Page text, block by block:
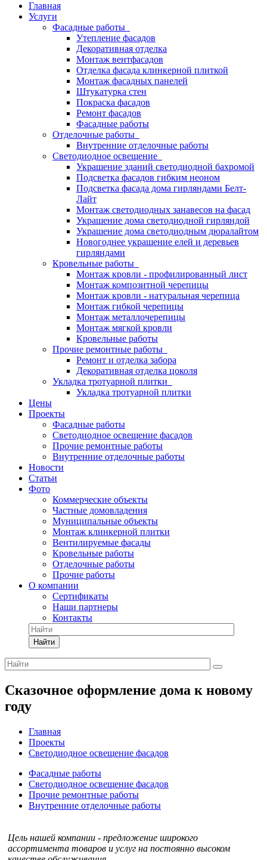
Главная
Услуги
Фасадные работы
Утепление фасадов
Декоративная отделка
Монтаж вентфасадов
Отделка фасада клинкерной плиткой
Монтаж фасадных панелей
Штукатурка стен
Покраска фасадов
Ремонт фасадов
Фасадные работы
Отделочные работы
Внутренние отделочные работы
Светодиодное освещение
Украшение зданий светодиодной бахромой
Подсветка фасадов гибким неоном
Подсветка фасада дома гирляндами Белт-
Лайт
Монтаж светодиодных занавесов на фасад
Украшение дома светодиодной гирляндой
Украшение дома светодиодным дюралайтом
Новогоднее украшение елей и деревьев
гирляндами
Кровельные работы
Монтаж кровли - профилированный лист
Монтаж композитной черепицы
Монтаж кровли - натуральная черепица
Монтаж гибкой черепицы
Монтаж металлочерепицы
Монтаж мягкой кровли
Кровельные работы
Прочие ремонтные работы
Ремонт и отделка забора
Декоративная отделка цоколя
Укладка тротуарной плитки
Укладка тротуарной плитки
Цены
Проекты
Фасадные работы
Светодиодное освещение фасадов
Прочие ремонтные работы
Внутренние отделочные работы
Новости
Статьи
Фото
Коммерческие объекты
Частные домовладения
Муниципальные объекты
Монтаж клинкерной плитки
Вентилируемые фасады
Кровельные работы
Отделочные работы
Прочие работы
О компании
Сертификаты
Наши партнеры
Контакты
Найти
Сказочное оформление дома к новому
году
Главная
Проекты
Светодиодное освещение фасадов
Фасадные работы
Светодиодное освещение фасадов
Прочие ремонтные работы
Внутренние отделочные работы
Цель нашей компании - предложение широкого
ассортимента товаров и услуг на постоянно высоком